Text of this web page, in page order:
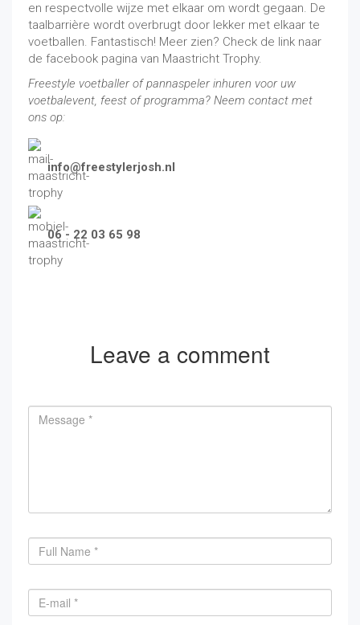
en respectvolle wijze met elkaar om wordt gegaan. De
taalbarrière wordt overbrugt door lekker met elkaar te
voetballen. Fantastisch! Meer zien? Check de link naar
de facebook pagina van Maastricht Trophy.
Freestyle voetballer of pannaspeler inhuren voor uw
voetbalevent, feest of programma? Neem contact met
ons op:
info@freestylerjosh.nl
06 - 22 03 65 98
Leave a comment